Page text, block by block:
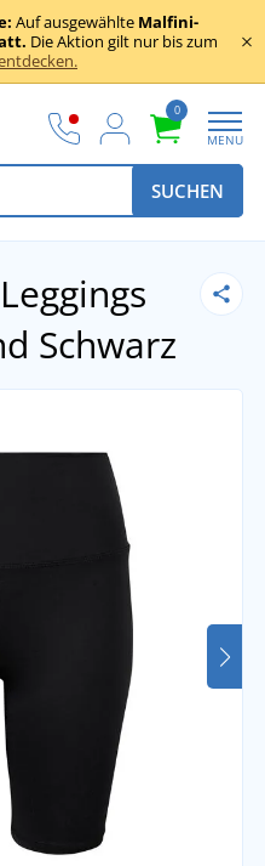
Auf ausgewählte Malfini-
Die Aktion gilt nur bis zum
0
MENU
SUCHEN
Schwarz